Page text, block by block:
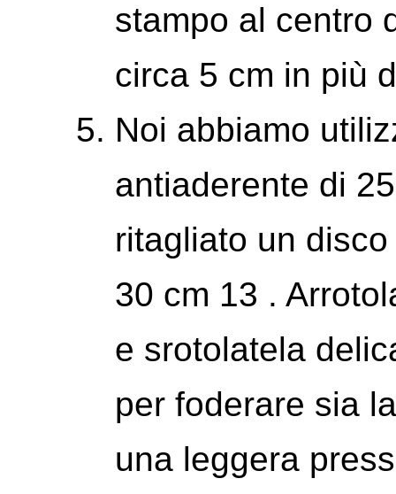
stampo al centro
circa 5 cm in più
Noi abbiamo
antiaderente di
ritagliato un
30 cm 13 .
e srotolatela
per foderare sia
una leggera